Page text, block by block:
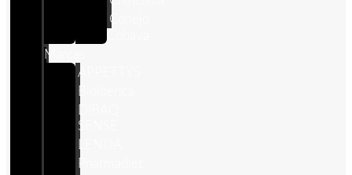
Conejo
Marcas
APPETTYS
Bioiberica
SENSE
Pharmadiet